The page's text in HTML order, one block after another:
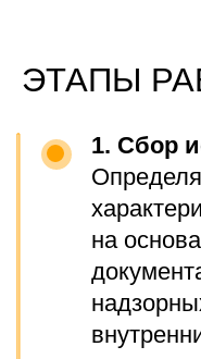
Весь комплект
действующей
предоставления
органам.